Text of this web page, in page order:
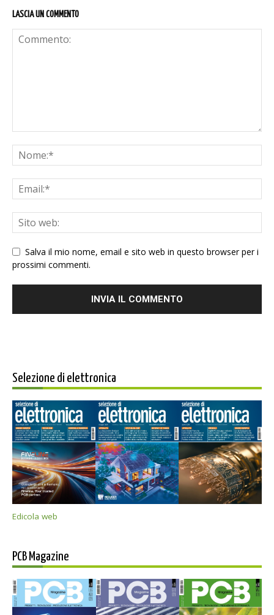
LASCIA UN COMMENTO
Salva il mio nome, email e sito web in questo browser per i
prossimi commenti.
Selezione di elettronica
Edicola web
PCB Magazine